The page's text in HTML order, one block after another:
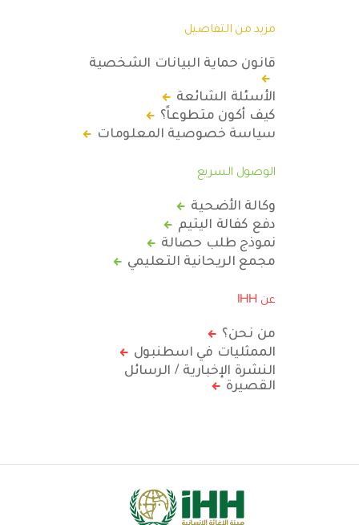
مزيد من التفاصيل
قانون حماية البيانات الشخصية
الأسئلة الشائعة
كيف أكون متطوعاً؟
سياسة خصوصية المعلومات
الوصول السريع
وكالة الأضحية
دفع كفالة اليتيم
نموذج طلب حصالة
مجمع الريحانية التعليمي
عن IHH
من نحن؟
الممثليات في اسطنبول
النشرة الإخبارية / الرسائل
القصيرة